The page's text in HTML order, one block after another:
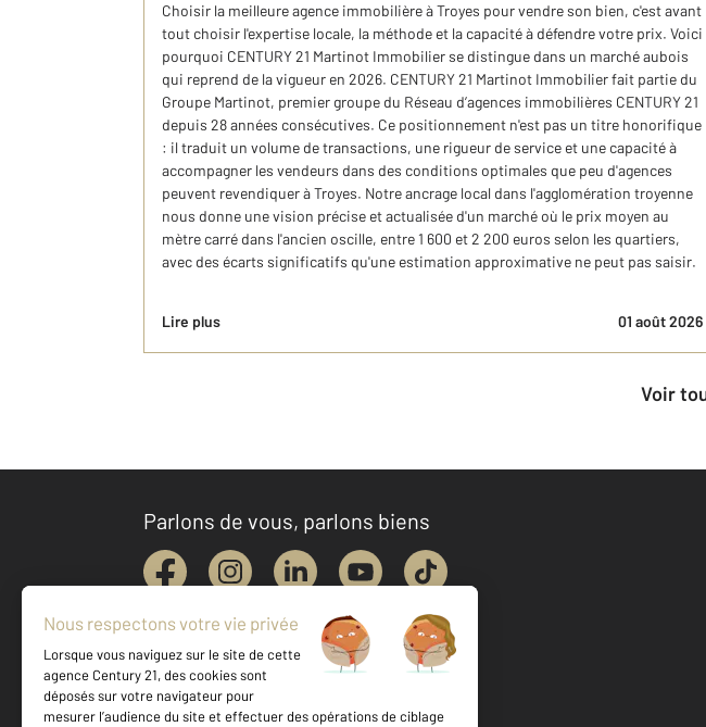
Choisir la meilleure agence immobilière à Troyes pour vendre son bien, c'est avant
tout choisir l'expertise locale, la méthode et la capacité à défendre votre prix. Voici
pourquoi CENTURY 21 Martinot Immobilier se distingue dans un marché aubois
qui reprend de la vigueur en 2026. CENTURY 21 Martinot Immobilier fait partie du
Groupe Martinot, premier groupe du Réseau d’agences immobilières CENTURY 21
depuis 28 années consécutives. Ce positionnement n'est pas un titre honorifique
: il traduit un volume de transactions, une rigueur de service et une capacité à
accompagner les vendeurs dans des conditions optimales que peu d'agences
peuvent revendiquer à Troyes. Notre ancrage local dans l'agglomération troyenne
nous donne une vision précise et actualisée d'un marché où le prix moyen au
mètre carré dans l'ancien oscille, entre 1 600 et 2 200 euros selon les quartiers,
avec des écarts significatifs qu'une estimation approximative ne peut pas saisir.
Lire plus 01 août 2026
Voir
Parlons de vous, parlons biens